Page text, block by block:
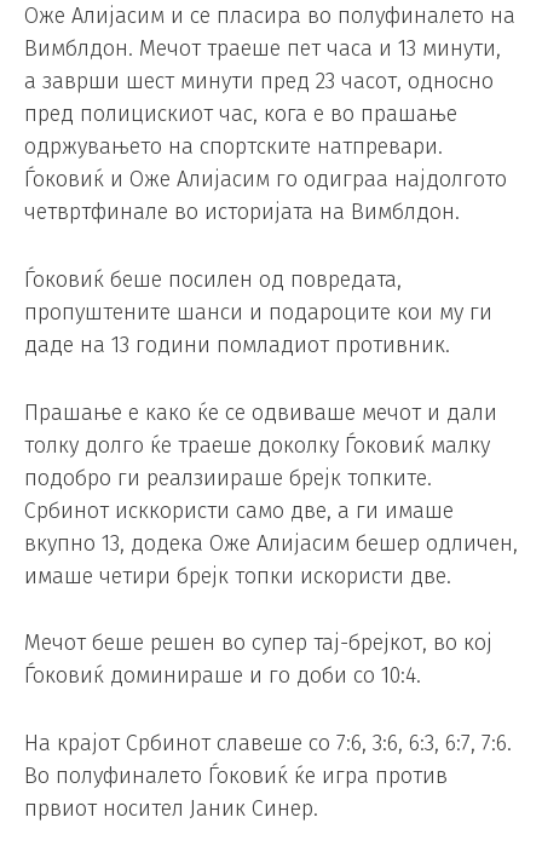
Оже Алијасим и се пласира во полуфиналето на
Вимблдон. Мечот траеше пет часа и 13 минути,
а заврши шест минути пред 23 часот, односно
пред полицискиот час, кога е во прашање
одржувањето на спортските натпревари.
Ѓоковиќ и Оже Алијасим го одиграа најдолгото
четвртфинале во историјата на Вимблдон.
Ѓоковиќ беше посилен од повредата,
пропуштените шанси и подароците кои му ги
даде на 13 години помладиот противник.
Прашање е како ќе се одвиваше мечот и дали
толку долго ќе траеше доколку Ѓоковиќ малку
подобро ги реалзиираше брејк топките.
Србинот исккористи само две, а ги имаше
вкупно 13, додека Оже Алијасим бешер одличен,
имаше четири брејк топки искористи две.
Мечот беше решен во супер тај-брејкот, во кој
Ѓоковиќ доминираше и го доби со 10:4.
На крајот Србинот славеше со 7:6, 3:6, 6:3, 6:7, 7:6.
Во полуфиналето Ѓоковиќ ќе игра против
првиот носител Јаник Синер.